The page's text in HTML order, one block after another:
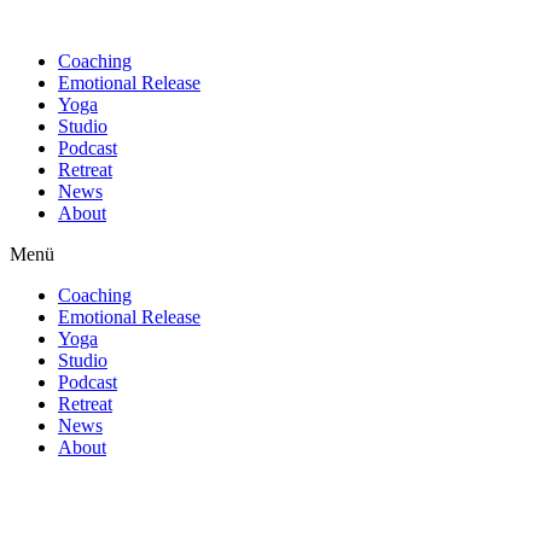
Coaching
Emotional Release
Yoga
Studio
Podcast
Retreat
News
About
Menü
Coaching
Emotional Release
Yoga
Studio
Podcast
Retreat
News
About